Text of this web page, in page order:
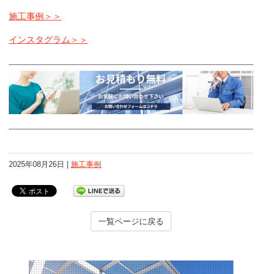
施工事例＞＞
インスタグラム＞＞
2025年08月26日 | 施工事例
一覧ページに戻る